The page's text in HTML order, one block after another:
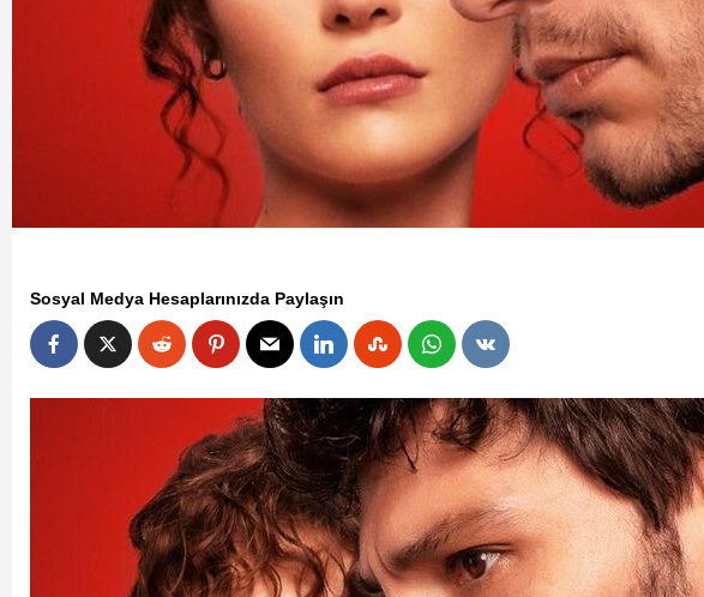
Sosyal Medya Hesaplarınızda Paylaşın